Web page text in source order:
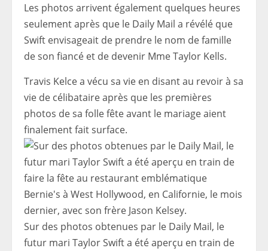
Les photos arrivent également quelques heures
seulement après que le Daily Mail a révélé que
Swift envisageait de prendre le nom de famille
de son fiancé et de devenir Mme Taylor Kells.
Travis Kelce a vécu sa vie en disant au revoir à sa
vie de célibataire après que les premières
photos de sa folle fête avant le mariage aient
finalement fait surface.
Sur des photos obtenues par le Daily Mail, le
futur mari Taylor Swift a été aperçu en train de